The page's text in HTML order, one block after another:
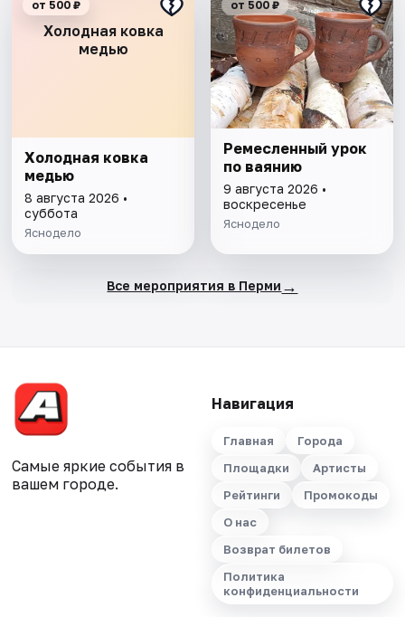
Холодная ковка
медью
от 500 ₽
Холодная ковка
медью
8 августа 2026 •
суббота
Яснодело
от 500 ₽
Ремесленный урок
по ваянию
9 августа 2026 •
воскресенье
Яснодело
Все мероприятия в Перми →
Самые яркие события в
вашем городе.
Навигация
Главная
Города
Площадки
Артисты
Рейтинги
Промокоды
О нас
Возврат билетов
Политика
конфиденциальности